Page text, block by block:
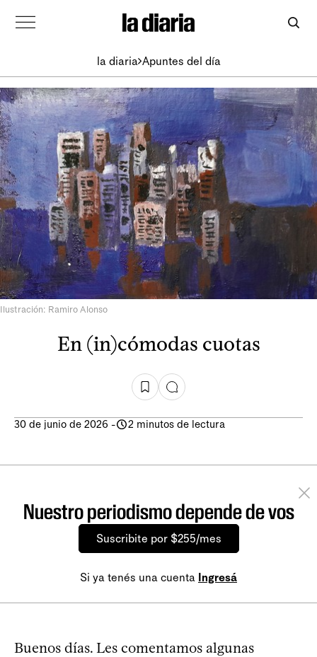
la diaria Apuntes del día
Ilustración: Ramiro Alonso
En (in)cómodas cuotas
30 de junio de 2026 - 2 minutos de lectura
Nuestro periodismo depende de vos
Suscribite por $255/mes
Si ya tenés una cuenta Ingresá
Buenos días. Les comentamos algunas